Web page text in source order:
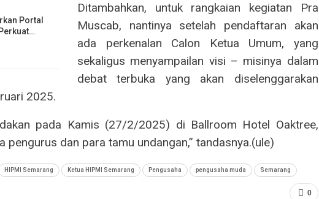
Portal
Ditambahkan, untuk rangkaian kegiatan Pra
Muscab, nantinya setelah pendaftaran akan
ada perkenalan Calon Ketua Umum, yang
sekaligus menyampailan visi – misinya dalam
debat terbuka yang akan diselenggarakan
2025.
pada Kamis (27/2/2025) di Ballroom Hotel Oaktree,
pengurus dan para tamu undangan,” tandasnya.(ule)
HIPMI Semarang Ketua HIPMI Semarang Pengusaha pengusaha muda Semarang
0